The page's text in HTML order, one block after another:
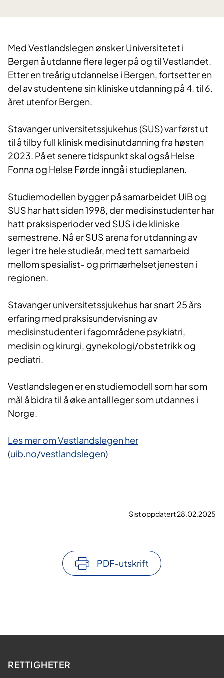
Med Vestlandslegen ønsker Universitetet i
Bergen å utdanne flere leger på og til Vestlandet.
Etter en treårig utdannelse i Bergen, fortsetter en
del av studentene sin kliniske utdanning på 4. til 6.
året utenfor Bergen.
Stavanger universitetssjukehus (SUS) var først ut
til å tilby full klinisk medisinutdanning fra høsten
2023. På et senere tidspunkt skal også Helse
Fonna og Helse Førde inngå i studieplanen.
Studiemodellen bygger på samarbeidet UiB og
SUS har hatt siden 1998, der medisinstudenter har
hatt praksisperioder ved SUS i de kliniske
semestrene. Nå er SUS arena for utdanning av
leger i tre hele studieår, med tett samarbeid
mellom spesialist- og primærhelsetjenesten i
regionen.
Stavanger universitetssjukehus har snart 25 års
erfaring med praksisundervisning av
medisinstudenter i fagområdene psykiatri,
medisin og kirurgi, gynekologi/obstetrikk og
pediatri.
Vestlandslegen er en studiemodell som har som
mål å bidra til å øke antall leger som utdannes i
Norge.
Les mer om Vestlandslegen her
(uib.no/vestlandslegen)
Sist oppdatert 28.02.2025
PDF-utskrift
RETTIGHETER